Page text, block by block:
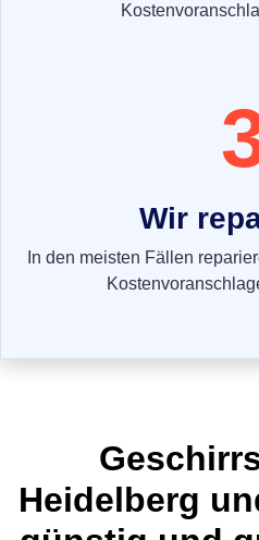
Wir
In den meisten Fällen
Heidelberg